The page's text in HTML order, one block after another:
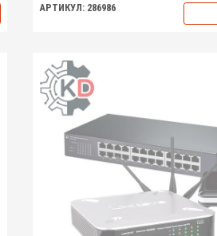
АРТИКУЛ: 286986